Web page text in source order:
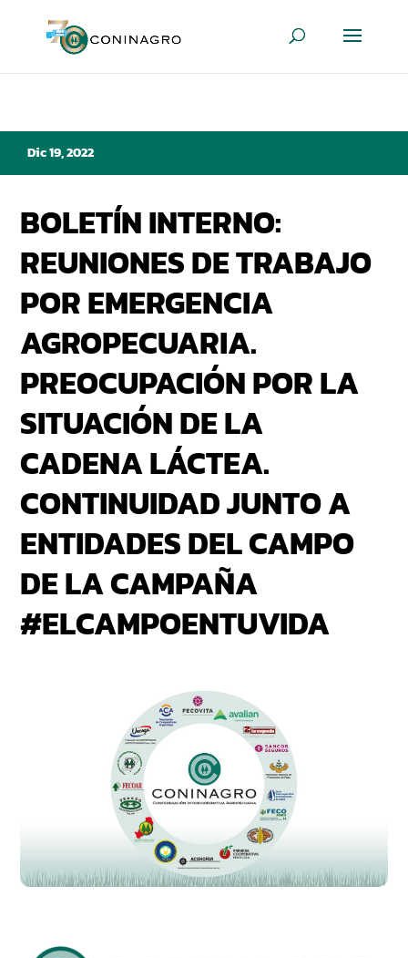
Dic 19, 2022
BOLETÍN INTERNO:
REUNIONES DE TRABAJO
POR EMERGENCIA
AGROPECUARIA.
PREOCUPACIÓN POR LA
SITUACIÓN DE LA
CADENA LÁCTEA.
CONTINUIDAD JUNTO A
ENTIDADES DEL CAMPO
DE LA CAMPAÑA
#ELCAMPOENTUVIDA